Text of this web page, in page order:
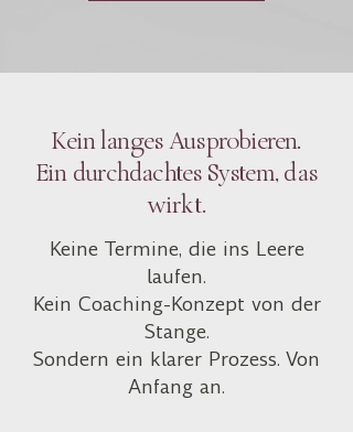
Kein langes Ausprobieren.
Ein durchdachtes System, das
wirkt.
Keine Termine, die ins Leere
laufen.
Kein Coaching-Konzept von der
Stange.
Sondern ein klarer Prozess. Von
Anfang an.